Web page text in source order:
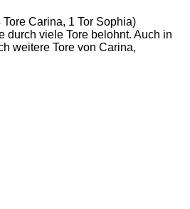
Carina, 1 Tor Sophia)
durch viele Tore belohnt. Auch in
weitere Tore von Carina,